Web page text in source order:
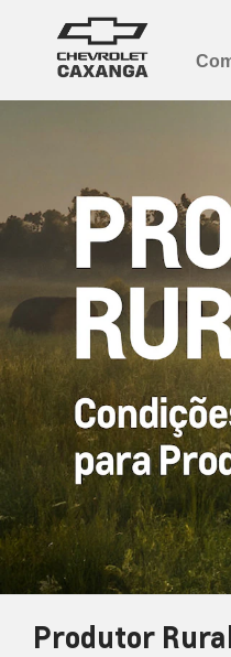
Produtor